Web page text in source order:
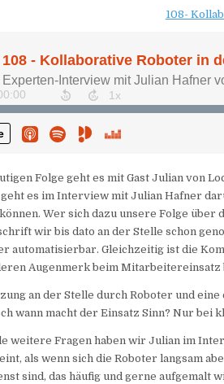
Folge geht es mit Gast Julian von
es im Interview mit Julian Hafner
Wer sich dazu unsere Folge
wir bis dato an der Stelle schon
automatisierbar. Gleichzeitig ist die
Augenmerk beim Mitarbeitereinsatz
an der Stelle durch Roboter und
wann macht der Einsatz Sinn? Nur bei
weitere Fragen haben wir Julian im
als wenn sich die Roboter langsam
sind, das häufig und gerne aufgemalt